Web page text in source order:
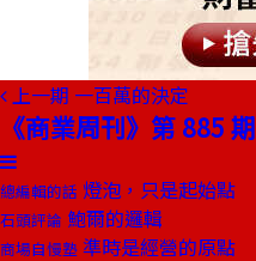
上一期 一百萬的決定
《商業周刊》第 885 期
總編輯的話 燈泡，只是起始點
石頭評論 鮑爾的邏輯
商場自慢塾 準時是經營的原點